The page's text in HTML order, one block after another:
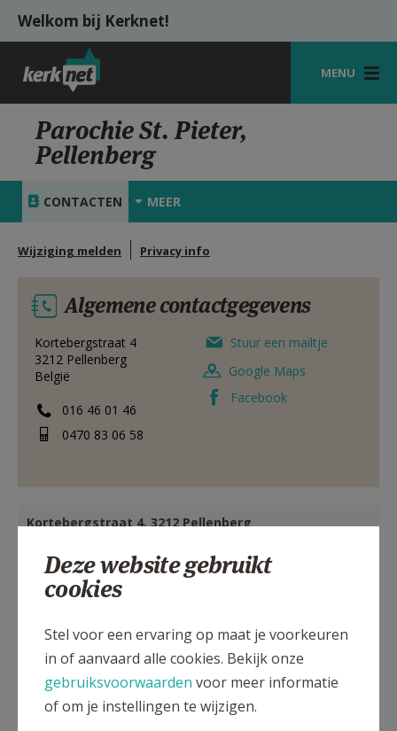
Overslaan en naar de inhoud gaan
Welkom bij Kerknet!
MENU
STARTPAGINA
KERK
VIERINGEN
HULP
MIJN PAROCHIE
AANMELDEN OF REGISTREREN
Parochie St. Pieter,
Pellenberg
CONTACTEN MEER
Wijziging melden Privacy info
Algemene contactgegevens
Kortebergstraat 4
3212 Pellenberg
België
016 46 01 46
0470 83 06 58
Stuur een mailtje
Google Maps
Facebook
Kortebergstraat 4, 3212 Pellenberg
Deze website gebruikt
cookies
Stel voor een ervaring op maat je voorkeuren
in of aanvaard alle cookies. Bekijk onze
gebruiksvoorwaarden voor meer informatie
of om je instellingen te wijzigen.